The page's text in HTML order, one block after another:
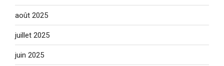
août 2025
juillet 2025
juin 2025